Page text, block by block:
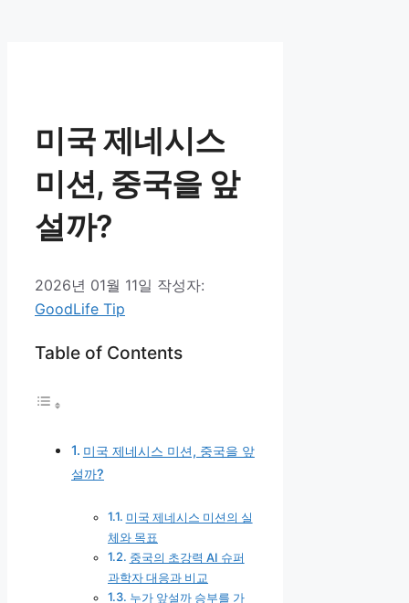
미국 제네시스
미션, 중국을 앞
설까?
2026년 01월 11일 작성자:
GoodLife Tip
Table of Contents
미국 제네시스 미션, 중국을 앞
설까?
미국 제네시스 미션의 실
체와 목표
중국의 초강력 AI 슈퍼
과학자 대응과 비교
누가 앞설까 승부를 가